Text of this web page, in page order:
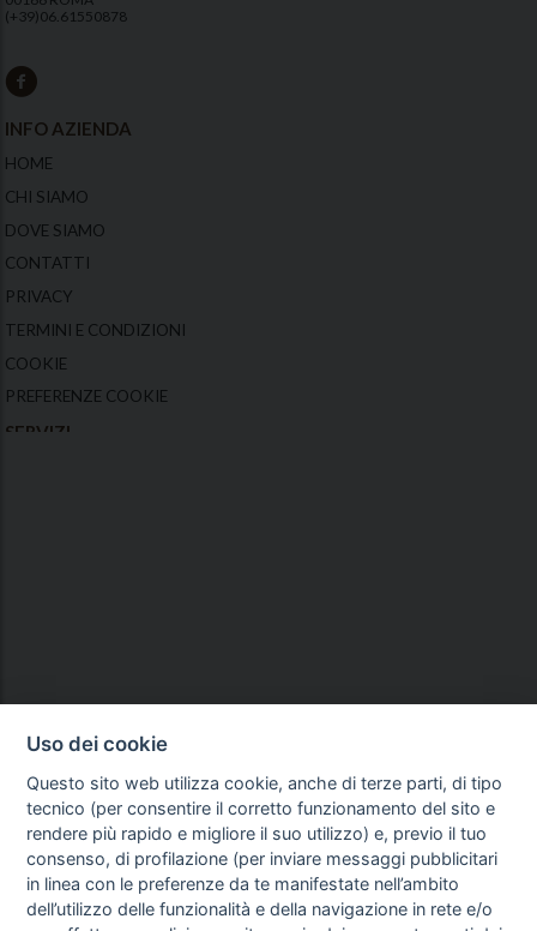
(+39)06.61550878
INFO AZIENDA
HOME
CHI SIAMO
DOVE SIAMO
CONTATTI
PRIVACY
TERMINI E CONDIZIONI
COOKIE
PREFERENZE COOKIE
SERVIZI
DIRITTO DI RECESSO
SPEDIZIONI E COSTI
Uso dei cookie
Questo sito web utilizza cookie, anche di terze parti, di tipo
tecnico (per consentire il corretto funzionamento del sito e
rendere più rapido e migliore il suo utilizzo) e, previo il tuo
consenso, di profilazione (per inviare messaggi pubblicitari
in linea con le preferenze da te manifestate nell’ambito
dell’utilizzo delle funzionalità e della navigazione in rete e/o